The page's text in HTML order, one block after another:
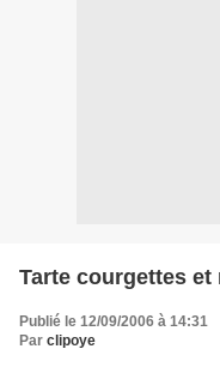
Tarte courgettes et
Publié le 12/09/2006 à 14:31
Par clipoye